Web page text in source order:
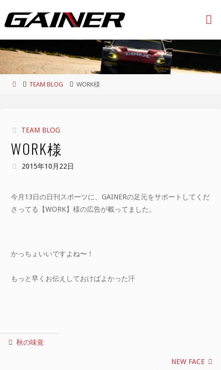
ツ
へ
ホ
TEAM BLOG WORK様
TEAM BLOG
WORK様
2015年10月22日
今月13日の日刊スポーツに、GAINERの足元をサポートしてくだ
さってる【WORK】様の広告が載ってました。
かっちょいいですよね〜！
もっと早くお伝えしておけばよかった汗
秋の味覚
NEW FACE